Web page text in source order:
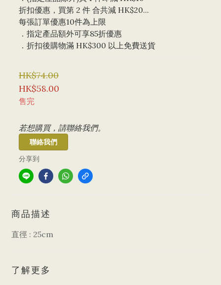
折扣優惠，買第 2 件 合共減 HK$20...
每張訂單優惠10件為上限
．指定產品額外可享85折優惠
．折扣後購物滿 HK$300 以上免費送貨
HK$74.00
HK$58.00
售完
若想購買，請聯絡我們。
聯絡我們
分享到
商品描述
直徑 : 25cm
了解更多